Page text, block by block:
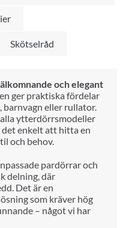
Skötselråd
och elegant
ger praktiska fördelar
eller rullator.
ytterdörrsmodeller
enkelt att hitta en
och behov.
pardörrar och
delning, där
Det är en
som kräver hög
– något vi har